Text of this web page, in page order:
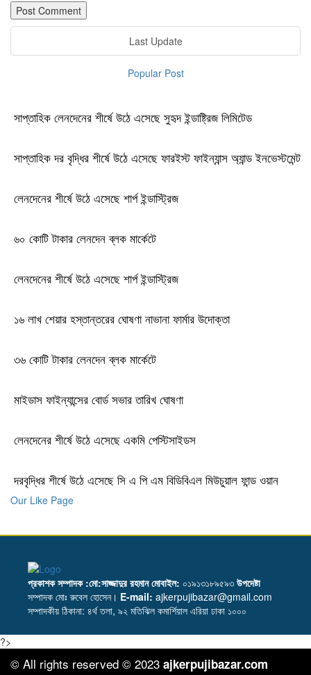
Last Update
Popular Post
সাপ্তাহিক লেনদেনের শীর্ষে উঠে এসেছে সুহৃদ ইন্ডাষ্ট্রিজ লিমিটেড
সাপ্তাহিক দর বৃদ্ধির শীর্ষে উঠে এসেছে ফারইস্ট ফাইন্যান্স অ্যান্ড ইনভেস্টমেন্ট
লেনদেনের শীর্ষে উঠে এসেছে শার্প ইন্ডাস্ট্রিজ
৬০ কোটি টাকার লেনদেন ব্লক মার্কেটে
লেনদেনের শীর্ষে উঠে এসেছে শার্প ইন্ডাস্ট্রিজ
১৬ লাখ শেয়ার হস্তান্তরের ঘোষণা নাভানা ফার্মার উদোক্তা
৩৬ কোটি টাকার লেনদেন ব্লক মার্কেটে
মাইডাস ফাইন্যান্সের বোর্ড সভার তারিখ ঘোষণা
লেনদেনের শীর্ষে উঠে এসেছে একমি পেস্টিসাইডস
দরবৃদ্ধির শীর্ষে উঠে এসেছে সি এ পি এম বিডিবিএল মিউচুয়াল ফান্ড ওয়ান
Our Like Page
প্রকাশক সম্পাদক :মো:সাজ্জাদুর রহমান মোবাইল: ০১৯১৩১৮৯৫৯৩ উপদেষ্টা
সম্পাদক মোঃ রুবেল হোসেন। E-mail: ajkerpujibazar@gmail.com
সম্পাদকীয় ঠিকানা: ৪র্থ তলা, ৯২ মতিঝিল কমার্শিয়াল এরিয়া ঢাকা ১০০০
?>
© All rights reserved © 2023 ajkerpujibazar.com